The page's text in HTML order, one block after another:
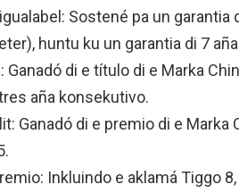
Sostené pa un garantia
huntu ku un garantia di 7
Ganadó di e título di e Marka
aña konsekutivo.
Ganadó di e premio di e Marka
Inkluindo e aklamá Tiggo 8,